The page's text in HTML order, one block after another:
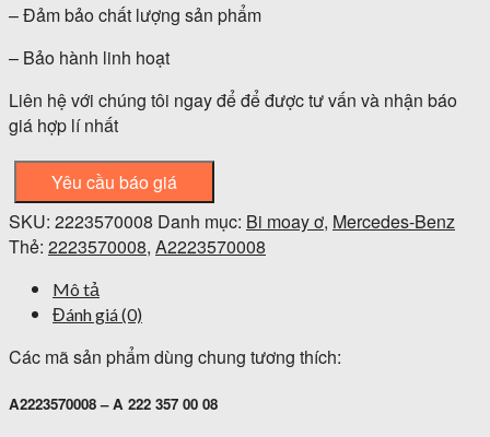
– Đảm bảo chất lượng sản phẩm
– Bảo hành linh hoạt
Liên hệ với chúng tôi ngay để để được tư vấn và nhận báo
giá hợp lí nhất
Yêu cầu báo giá
SKU: 2223570008 Danh mục: Bi moay ơ, Mercedes-Benz
Thẻ: 2223570008, A2223570008
Mô tả
Đánh giá (0)
Các mã sản phẩm dùng chung tương thích:
A2223570008 – A 222 357 00 08